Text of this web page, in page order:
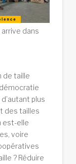
arrive dans
de taille
plus
des tailles
est-elle
voire
? Réduire